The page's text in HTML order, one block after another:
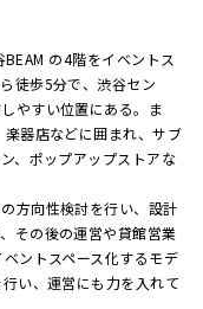
の4階をイベントス
徒歩5分で、渋谷セン
やすい位置にある。ま
器店などに囲まれ、サブ
、ポップアップストアな
方向性検討を行い、設計
その後の運営や貸館営業
ントスペース化するモデ
い、運営にも力を入れて